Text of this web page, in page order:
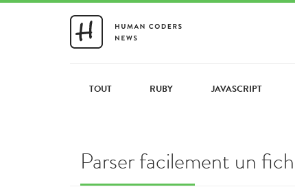
TOUT RUBY JAVASCRIPT
Parser facilement un